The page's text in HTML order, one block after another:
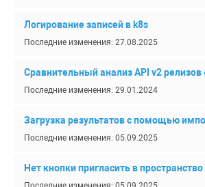
Логирование записей в k8s
Последние изменения: 27.08.2025
Сравнительный анализ API v2 релизов
Последние изменения: 29.01.2024
Загрузка результатов с помощью
Последние изменения: 05.09.2025
Нет кнопки пригласить в пространство